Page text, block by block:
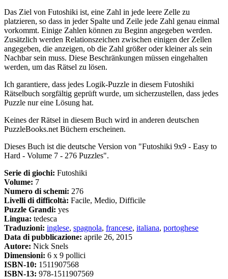
Das Ziel von Futoshiki ist, eine Zahl in jede leere Zelle zu
platzieren, so dass in jeder Spalte und Zeile jede Zahl genau einmal
vorkommt. Einige Zahlen können zu Beginn angegeben werden.
Zusätzlich werden Relationszeichen zwischen einigen der Zellen
angegeben, die anzeigen, ob die Zahl größer oder kleiner als sein
Nachbar sein muss. Diese Beschränkungen müssen eingehalten
werden, um das Rätsel zu lösen.
Ich garantiere, dass jedes Logik-Puzzle in diesem Futoshiki
Rätselbuch sorgfältig geprüft wurde, um sicherzustellen, dass jedes
Puzzle nur eine Lösung hat.
Keines der Rätsel in diesem Buch wird in anderen deutschen
PuzzleBooks.net Büchern erscheinen.
Dieses Buch ist die deutsche Version von "Futoshiki 9x9 - Easy to
Hard - Volume 7 - 276 Puzzles".
Serie di giochi: Futoshiki
Volume: 7
Numero di schemi: 276
Livelli di difficoltà: Facile, Medio, Difficile
Puzzle Grandi: yes
Lingua: tedesca
Traduzioni: inglese, spagnola, francese, italiana, portoghese
Data di pubblicazione: aprile 26, 2015
Autore: Nick Snels
Dimensioni: 6 x 9 pollici
ISBN-10: 1511907568
ISBN-13: 978-1511907569